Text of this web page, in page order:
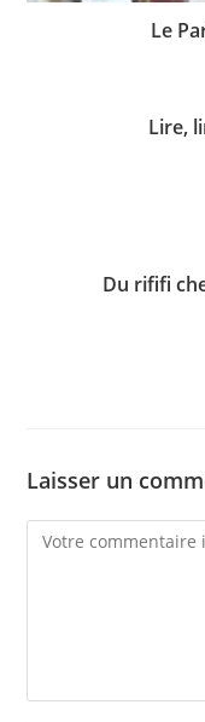
Le
Lire,
Du rififi
Laisser un
Comment